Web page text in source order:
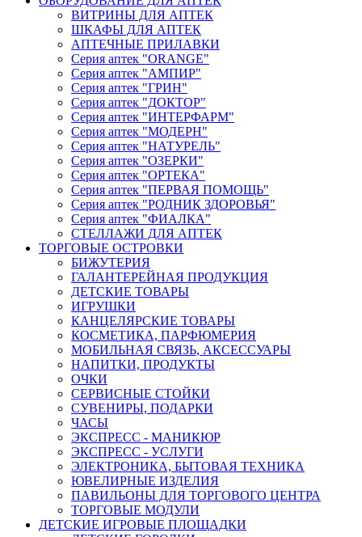
ВИТРИНЫ ДЛЯ АПТЕК
ШКАФЫ ДЛЯ АПТЕК
АПТЕЧНЫЕ ПРИЛАВКИ
Серия аптек "ORANGE"
Серия аптек "АМПИР"
Серия аптек "ГРИН"
Серия аптек "ДОКТОР"
Серия аптек "ИНТЕРФАРМ"
Серия аптек "МОДЕРН"
Серия аптек "НАТУРЕЛЬ"
Серия аптек "ОЗЕРКИ"
Серия аптек "ОРТЕКА"
Серия аптек "ПЕРВАЯ ПОМОЩЬ"
Серия аптек "РОДНИК ЗДОРОВЬЯ"
Серия аптек "ФИАЛКА"
СТЕЛЛАЖИ ДЛЯ АПТЕК
ТОРГОВЫЕ ОСТРОВКИ
БИЖУТЕРИЯ
ГАЛАНТЕРЕЙНАЯ ПРОДУКЦИЯ
ДЕТСКИЕ ТОВАРЫ
ИГРУШКИ
КАНЦЕЛЯРСКИЕ ТОВАРЫ
КОСМЕТИКА, ПАРФЮМЕРИЯ
МОБИЛЬНАЯ СВЯЗЬ, АКСЕССУАРЫ
НАПИТКИ, ПРОДУКТЫ
ОЧКИ
СЕРВИСНЫЕ СТОЙКИ
СУВЕНИРЫ, ПОДАРКИ
ЧАСЫ
ЭКСПРЕСС - МАНИКЮР
ЭКСПРЕСС - УСЛУГИ
ЭЛЕКТРОНИКА, БЫТОВАЯ ТЕХНИКА
ЮВЕЛИРНЫЕ ИЗДЕЛИЯ
ПАВИЛЬОНЫ ДЛЯ ТОРГОВОГО ЦЕНТРА
ТОРГОВЫЕ МОДУЛИ
ДЕТСКИЕ ИГРОВЫЕ ПЛОЩАДКИ